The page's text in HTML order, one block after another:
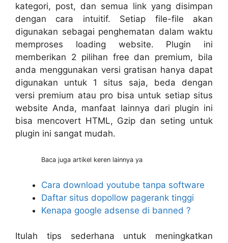
kategori, post, dan semua link yang disimpan
dengan cara intuitif. Setiap file-file akan
digunakan sebagai penghematan dalam waktu
memproses loading website. Plugin ini
memberikan 2 pilihan free dan premium, bila
anda menggunakan versi gratisan hanya dapat
digunakan untuk 1 situs saja, beda dengan
versi premium atau pro bisa untuk setiap situs
website Anda, manfaat lainnya dari plugin ini
bisa mencovert HTML, Gzip dan seting untuk
plugin ini sangat mudah.
Baca juga artikel keren lainnya ya
Cara download youtube tanpa software
Daftar situs dopollow pagerank tinggi
Kenapa google adsense di banned ?
Itulah tips sederhana untuk meningkatkan